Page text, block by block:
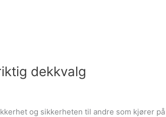
dekkvalg
og sikkerheten til andre som kjører på